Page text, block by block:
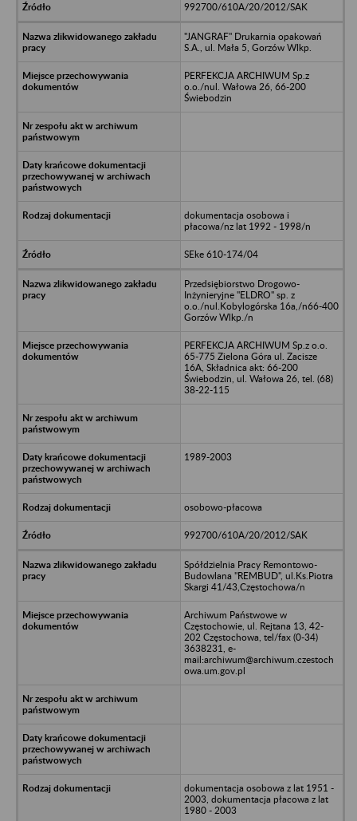
992700/610A/20/2012/SAK
"JANGRAF" Drukarnia opakowań
S.A., ul. Mała 5, Gorzów Wlkp.
PERFEKCJA ARCHIWUM Sp.z
o.o./nul. Wałowa 26, 66-200
Świebodzin
dokumentacja osobowa i
płacowa/nz lat 1992 - 1998/n
SEke 610-174/04
Przedsiębiorstwo Drogowo-
Inżynieryjne "ELDRO" sp. z
o.o./nul.Kobylogórska 16a,/n66-400
Gorzów Wlkp./n
PERFEKCJA ARCHIWUM Sp.z o.o.
65-775 Zielona Góra ul. Zacisze
16A, Składnica akt: 66-200
Świebodzin, ul. Wałowa 26, tel. (68)
38-22-115
1989-2003
osobowo-płacowa
992700/610A/20/2012/SAK
Spółdzielnia Pracy Remontowo-
Budowlana "REMBUD", ul.Ks.Piotra
Skargi 41/43,Częstochowa/n
Archiwum Państwowe w
Częstochowie, ul. Rejtana 13, 42-
202 Częstochowa, tel/fax (0-34)
3638231, e-
mail:archiwum@archiwum.czestoch
owa.um.gov.pl
dokumentacja osobowa z lat 1951 -
2003, dokumentacja płacowa z lat
1980 - 2003